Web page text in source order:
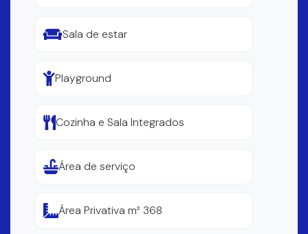
Sala de estar
Playground
Cozinha e Sala Integrados
Área de serviço
Área Privativa m² 368